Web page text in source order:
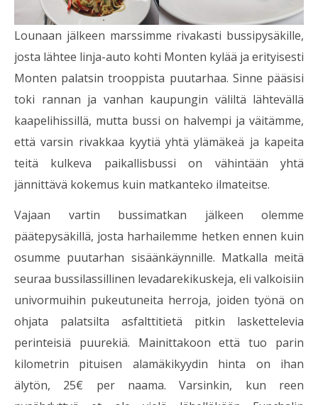
Lounaan jälkeen marssimme rivakasti bussipysäkille,
josta lähtee linja-auto kohti Monten kylää ja erityisesti
Monten palatsin trooppista puutarhaa. Sinne pääsisi
toki rannan ja vanhan kaupungin väliltä lähtevällä
kaapelihissillä, mutta bussi on halvempi ja väitämme,
että varsin rivakkaa kyytiä yhtä ylämäkeä ja kapeita
teitä kulkeva paikallisbussi on vähintään yhtä
jännittävä kokemus kuin matkanteko ilmateitse.
Vajaan vartin bussimatkan jälkeen olemme
päätepysäkillä, josta harhailemme hetken ennen kuin
osumme puutarhan sisäänkäynnille. Matkalla meitä
seuraa bussilassillinen levadarekikuskeja, eli valkoisiin
univormuihin pukeutuneita herroja, joiden työnä on
ohjata palatsilta asfalttitietä pitkin laskettelevia
perinteisiä puurekiä. Mainittakoon että tuo parin
kilometrin pituisen alamäkikyydin hinta on ihan
älytön, 25€ per naama. Varsinkin, kun reen